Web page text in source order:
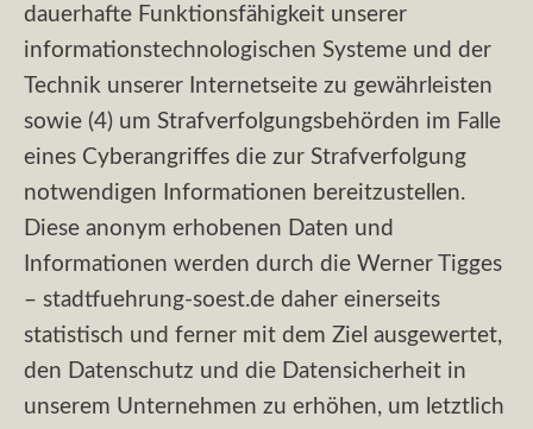
dauerhafte Funktionsfähigkeit unserer
informationstechnologischen Systeme und der
Technik unserer Internetseite zu gewährleisten
sowie (4) um Strafverfolgungsbehörden im Falle
eines Cyberangriffes die zur Strafverfolgung
notwendigen Informationen bereitzustellen.
Diese anonym erhobenen Daten und
Informationen werden durch die Werner Tigges
– stadtfuehrung-soest.de daher einerseits
statistisch und ferner mit dem Ziel ausgewertet,
den Datenschutz und die Datensicherheit in
unserem Unternehmen zu erhöhen, um letztlich